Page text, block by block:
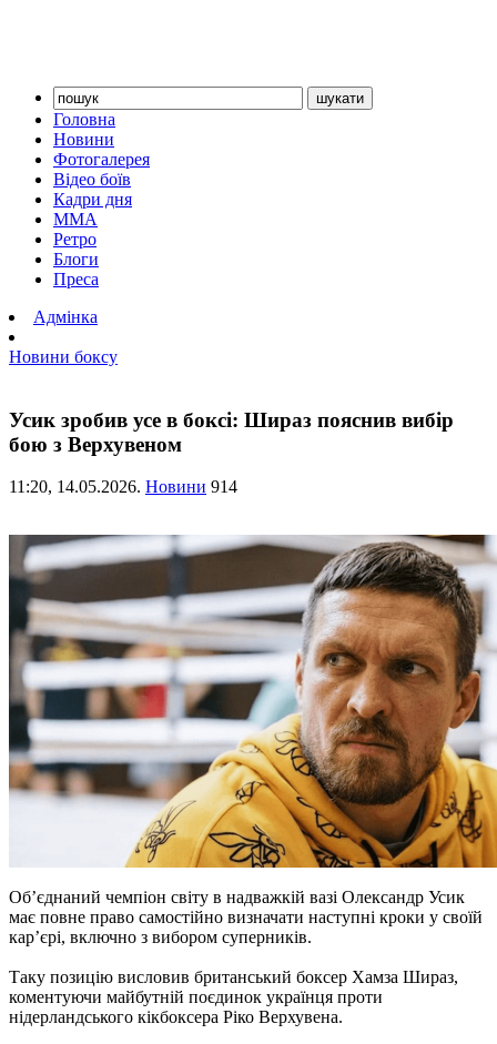
Головна
Новини
Фотогалерея
Відео боїв
Кадри дня
ММА
Ретро
Блоги
Преса
Адмінка
Новини боксу
Усик зробив усе в боксі: Шираз пояснив вибір
бою з Верхувеном
11:20, 14.05.2026. Новини 914
Об’єднаний чемпіон світу в надважкій вазі Олександр Усик
має повне право самостійно визначати наступні кроки у своїй
кар’єрі, включно з вибором суперників.
Таку позицію висловив британський боксер Хамза Шираз,
коментуючи майбутній поєдинок українця проти
нідерландського кікбоксера Ріко Верхувена.